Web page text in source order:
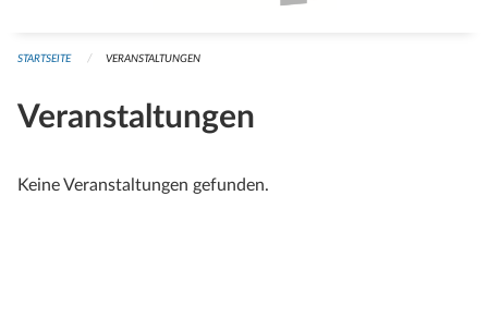
STARTSEITE VERANSTALTUNGEN
Veranstaltungen
Keine Veranstaltungen gefunden.